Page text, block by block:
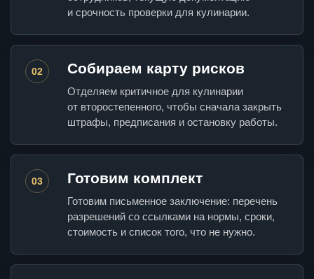
и срочность проверки для кулинарии.
02 Собираем карту рисков
Отделяем критичное для кулинарии
от второстепенного, чтобы сначала закрыть
штрафы, предписания и остановку работы.
03 Готовим комплект
Готовим письменное заключение: перечень
разрешений со ссылками на нормы, сроки,
стоимость и список того, что не нужно.